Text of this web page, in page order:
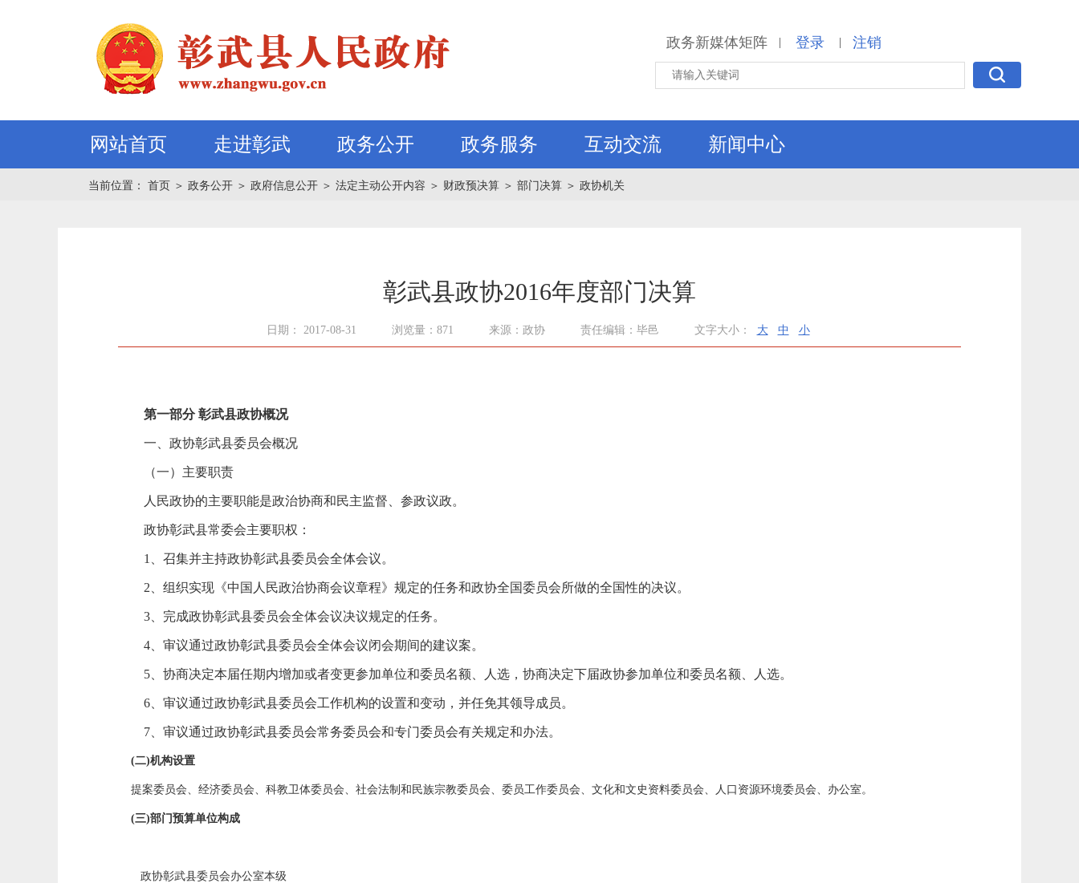
政务新媒体矩阵 | 登录 | 注销
网站首页 走进彰武 政务公开 政务服务 互动交流 新闻中心
当前位置： 首页 ＞ 政务公开 ＞ 政府信息公开 ＞ 法定主动公开内容 ＞ 财政预决算 ＞ 部门决算 ＞ 政协机关
彰武县政协2016年度部门决算
日期： 2017-08-31 浏览量：871 来源：政协 责任编辑：毕邑 文字大小： 大 中 小
第一部分 彰武县政协概况
一、政协彰武县委员会概况
（一）主要职责
人民政协的主要职能是政治协商和民主监督、参政议政。
政协彰武县常委会主要职权：
1、召集并主持政协彰武县委员会全体会议。
2、组织实现《中国人民政治协商会议章程》规定的任务和政协全国委员会所做的全国性的决议。
3、完成政协彰武县委员会全体会议决议规定的任务。
4、审议通过政协彰武县委员会全体会议闭会期间的建议案。
5、协商决定本届任期内增加或者变更参加单位和委员名额、人选，协商决定下届政协参加单位和委员名额、人选。
6、审议通过政协彰武县委员会工作机构的设置和变动，并任免其领导成员。
7、审议通过政协彰武县委员会常务委员会和专门委员会有关规定和办法。
(二)机构设置
提案委员会、经济委员会、科教卫体委员会、社会法制和民族宗教委员会、委员工作委员会、文化和文史资料委员会、人口资源环境委员会、办公室。
(三)部门预算单位构成
政协彰武县委员会办公室本级